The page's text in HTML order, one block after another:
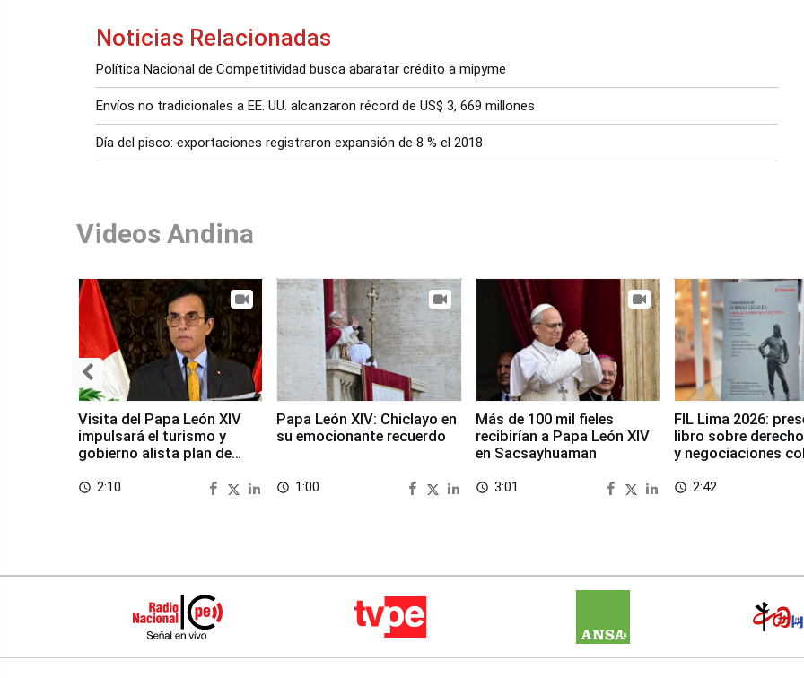
Noticias Relacionadas
Política Nacional de Competitividad busca abaratar crédito a mipyme
Envíos no tradicionales a EE. UU. alcanzaron récord de US$ 3, 669 millones
Día del pisco: exportaciones registraron expansión de 8 % el 2018
Videos Andina
Visita del Papa León XIV
impulsará el turismo y
gobierno alista plan de
access_time 2:10
Papa León XIV: Chiclayo en
su emocionante recuerdo
access_time 1:00
Más de 100 mil fieles
recibirían a Papa León XIV
en Sacsayhuaman
access_time 3:01
FIL Lima 2026:
libro sobre
y negociaciones
access_time 2:42